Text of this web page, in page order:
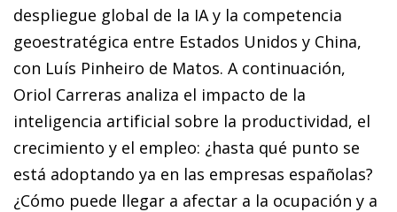
despliegue global de la IA y la competencia
geoestratégica entre Estados Unidos y China,
con Luís Pinheiro de Matos. A continuación,
Oriol Carreras analiza el impacto de la
inteligencia artificial sobre la productividad, el
crecimiento y el empleo: ¿hasta qué punto se
está adoptando ya en las empresas españolas?
¿Cómo puede llegar a afectar a la ocupación y a